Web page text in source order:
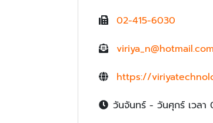
02-415-6030
viriya_n@hotmail.com
https://
วันจันทร์ - วันศุกร์ เวลา